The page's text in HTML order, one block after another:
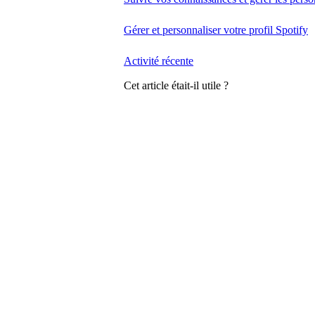
Gérer et personnaliser votre profil Spotify
Activité récente
Cet article était-il utile ?